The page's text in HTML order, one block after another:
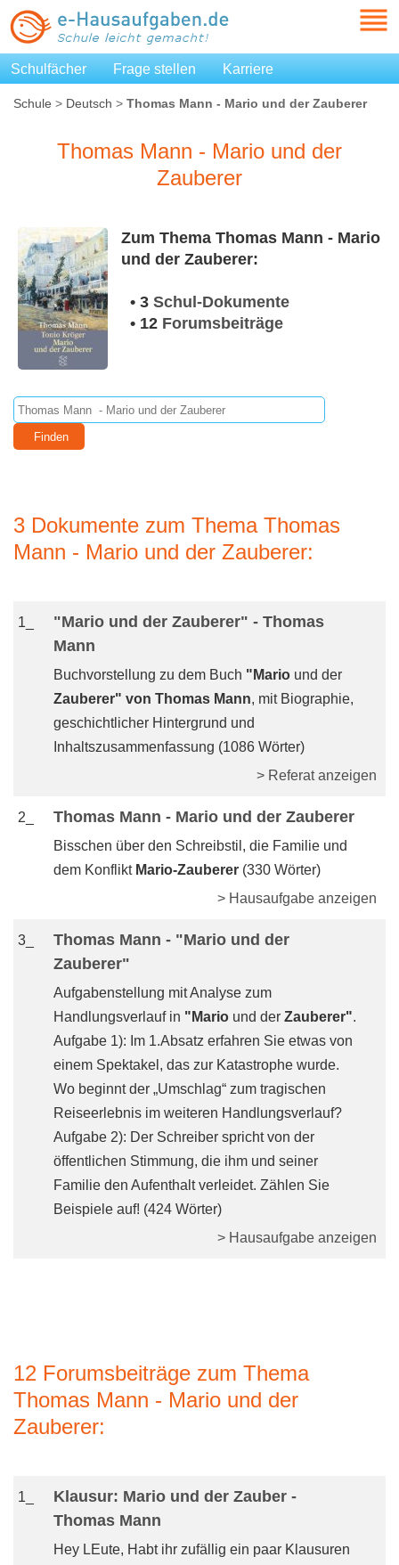
Schulfächer Frage stellen Karriere
Schule > Deutsch > Thomas Mann - Mario und der Zauberer
Thomas Mann - Mario und der
Zauberer
Zum Thema Thomas Mann - Mario
und der Zauberer:
• 3 Schul-Dokumente
• 12 Forumsbeiträge
3 Dokumente zum Thema Thomas
Mann - Mario und der Zauberer:
1_
"Mario und der Zauberer" - Thomas
Mann
Buchvorstellung zu dem Buch "Mario und der
Zauberer" von Thomas Mann, mit Biographie,
geschichtlicher Hintergrund und
Inhaltszusammenfassung (1086 Wörter)
> Referat anzeigen
2_ Thomas Mann - Mario und der Zauberer
Bisschen über den Schreibstil, die Familie und
dem Konflikt Mario-Zauberer (330 Wörter)
> Hausaufgabe anzeigen
3_
Thomas Mann - "Mario und der
Zauberer"
Aufgabenstellung mit Analyse zum
Handlungsverlauf in "Mario und der Zauberer".
Aufgabe 1): Im 1.Absatz erfahren Sie etwas von
einem Spektakel, das zur Katastrophe wurde.
Wo beginnt der „Umschlag“ zum tragischen
Reiseerlebnis im weiteren Handlungsverlauf?
Aufgabe 2): Der Schreiber spricht von der
öffentlichen Stimmung, die ihm und seiner
Familie den Aufenthalt verleidet. Zählen Sie
Beispiele auf! (424 Wörter)
> Hausaufgabe anzeigen
12 Forumsbeiträge zum Thema
Thomas Mann - Mario und der
Zauberer:
1_
Klausur: Mario und der Zauber -
Thomas Mann
Hey LEute, Habt ihr zufällig ein paar Klausuren